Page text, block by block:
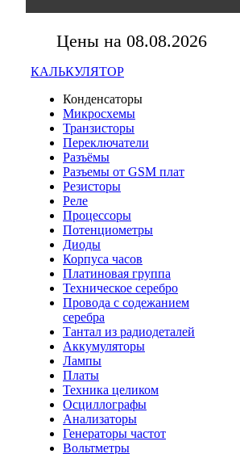
Цены на 08.08.2026
КАЛЬКУЛЯТОР
Конденсаторы
Микросхемы
Транзисторы
Переключатели
Разъёмы
Разъемы от GSM плат
Резисторы
Реле
Процессоры
Потенциометры
Диоды
Корпуса часов
Платиновая группа
Техническое серебро
Провода с содежанием
серебра
Тантал из радиодеталей
Аккумуляторы
Лампы
Платы
Техника целиком
Осциллографы
Анализаторы
Генераторы частот
Вольтметры